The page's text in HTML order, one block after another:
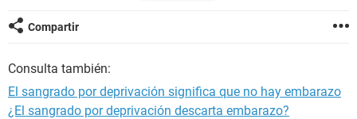
31 marzo - 4 de abril
28 de abril - 4 de mayo
Las cuales haciendo cálculos mis reglas son exactas de 28
días
Compartir
Consulta también:
El sangrado por deprivación significa que no hay embarazo
¿El sangrado por deprivación descarta embarazo?